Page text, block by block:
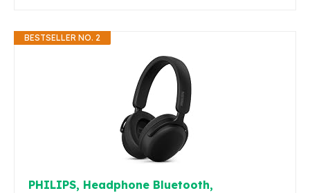
BESTSELLER NO. 2
PHILIPS, Headphone Bluetooth,